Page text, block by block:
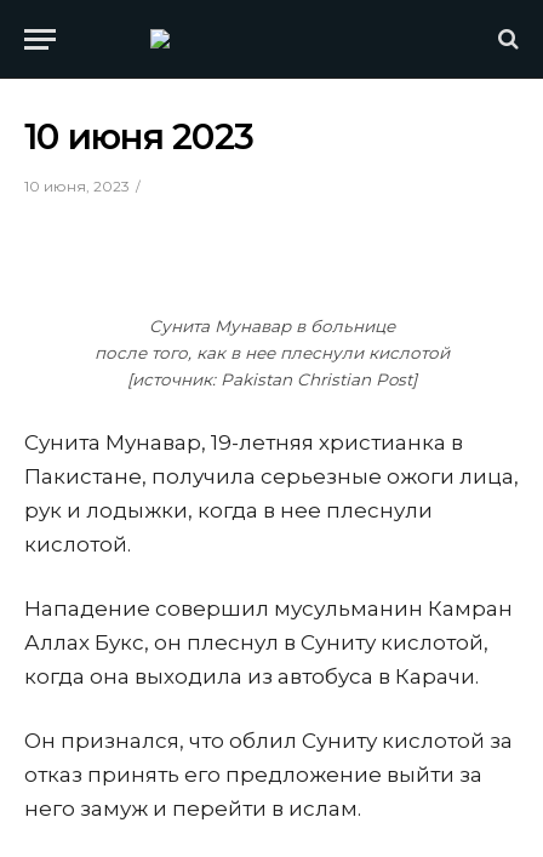
10 июня 2023
10 июня, 2023
Сунита Мунавар в больнице
после того, как в нее плеснули кислотой
[источник: Pakistan Christian Post]
Сунита Мунавар, 19-летняя христианка в
Пакистане, получила серьезные ожоги лица,
рук и лодыжки, когда в нее плеснули
кислотой.
Нападение совершил мусульманин Камран
Аллах Букс, он плеснул в Суниту кислотой,
когда она выходила из автобуса в Карачи.
Он признался, что облил Суниту кислотой за
отказ принять его предложение выйти за
него замуж и перейти в ислам.